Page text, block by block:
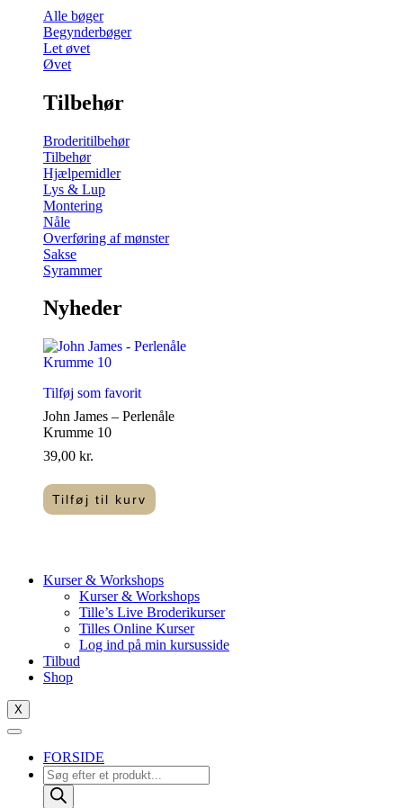
Alle bøger
Begynderbøger
Let øvet
Øvet
Tilbehør
Broderitilbehør
Tilbehør
Hjælpemidler
Lys & Lup
Montering
Nåle
Overføring af mønster
Sakse
Syrammer
Nyheder
Tilføj som favorit
John James – Perlenåle
Krumme 10
39,00 kr.
Tilføj til kurv
Kurser & Workshops
Kurser & Workshops
Tille’s Live Broderikurser
Tilles Online Kurser
Log ind på min kursusside
Tilbud
Shop
X
FORSIDE
Products
search